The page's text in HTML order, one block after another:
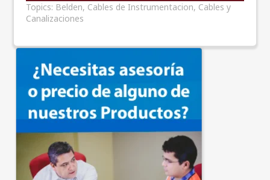
Topics: Belden, Cables de Instrumentacion, Cables y
Canalizaciones